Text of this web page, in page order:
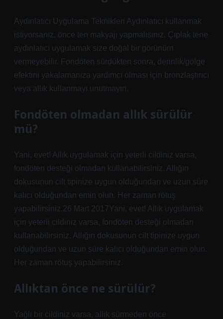
Aydınlatıcı Uygulama Teknikleri Aydınlatıcı kullanmak
istiyorsanız, önce ten makyajı yapmalısınız. Çıplak tene
aydınlatıcı uygulamak size doğal bir görünüm
vermeyebilir. Fondöten sürdükten sonra, derinlik/gölge
efektini yakalamanıza yardımcı olması için bronzlaştırıcı
veya allık kullanmayı unutmayın.
Fondöten olmadan allık sürülür
mü?
Yani, evet! Allık uygulamak için yeterli cildiniz varsa,
fondöten desteği olmadan kullanabilirsiniz. Allığın
dokusunun cilt tipinize uygun olduğundan ve uzun süre
kalıcı olduğundan emin olun. Her zaman rötuş
yapabilirsiniz.26 Mart 2017Yani, evet! Allık uygulamak
için yeterli cildiniz varsa, fondöten desteği olmadan
kullanabilirsiniz. Allığın dokusunun cilt tipinize uygun
olduğundan ve uzun süre kalıcı olduğundan emin olun.
Her zaman rötuş yapabilirsiniz.
Allıktan önce ne sürülür?
Yağlı bir cildiniz varsa, allık sürmeden önce